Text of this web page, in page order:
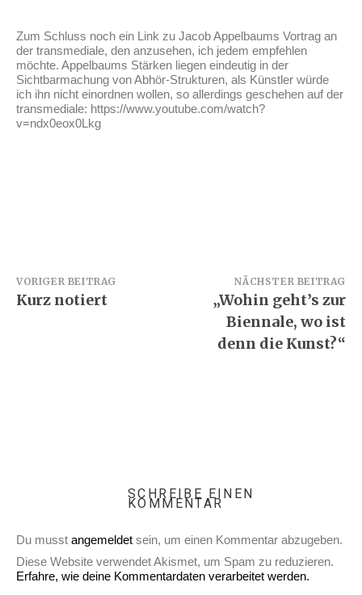
Zum Schluss noch ein Link zu Jacob Appelbaums Vortrag an
der transmediale, den anzusehen, ich jedem empfehlen
möchte. Appelbaums Stärken liegen eindeutig in der
Sichtbarmachung von Abhör-Strukturen, als Künstler würde
ich ihn nicht einordnen wollen, so allerdings geschehen auf der
transmediale: https://www.youtube.com/watch?
v=ndx0eox0Lkg
Beitragsnavigation
VORIGER BEITRAG
Kurz notiert
NÄCHSTER BEITRAG
„Wohin geht’s zur
Biennale, wo ist
denn die Kunst?“
SCHREIBE EINEN
KOMMENTAR
Du musst angemeldet sein, um einen Kommentar abzugeben.
Diese Website verwendet Akismet, um Spam zu reduzieren.
Erfahre, wie deine Kommentardaten verarbeitet werden.